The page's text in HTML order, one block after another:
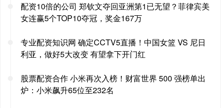
配资10倍的公司 郑钦文夺回亚洲第1已无望？菲律宾美
女连赢5个TOP10夺冠，奖金167万
专业配资知识网 确定CCTV5直播！中国女篮 VS 尼日
利亚，做好5大改变 有望拿下开门红
股票配资合作 小米再次入榜！财富世界 500 强榜单出
炉：小米飙升65位至232名